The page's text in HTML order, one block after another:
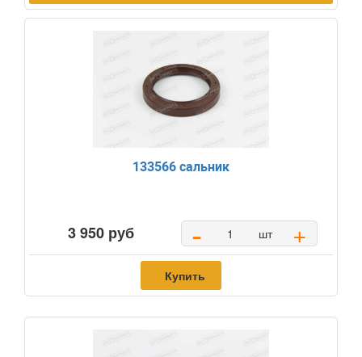
133566 сальник
3 950 руб - шт +
Купить